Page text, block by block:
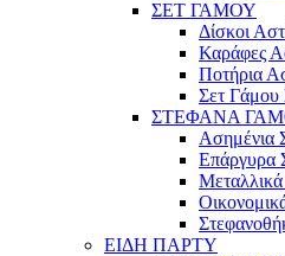
ΣΕΤ ΓΑΜΟΥ
Δίσκοι
Καράφες
Ποτήρια
Σετ Γάμου
ΣΤΕΦΑΝΑ
Ασημένια
Επάργυρα
ΕΙΔΗ ΠΑΡΤΥ